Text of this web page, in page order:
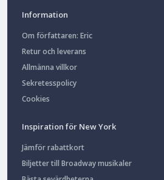
Information
Om författaren: Eric
Retur och leverans
Allmänna villkor
Sekretesspolicy
Cookies
Inspiration för New York
Jämför rabattkort
Biljetter till Broadway musikaler